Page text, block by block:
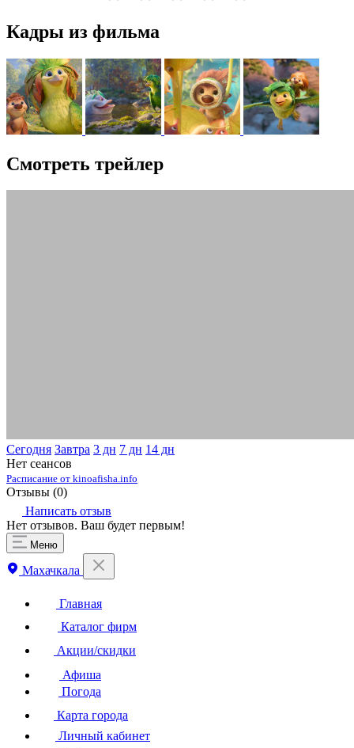
Кадры из фильма
Смотреть трейлер
Сегодня Завтра 3 дн 7 дн 14 дн
Нет сеансов
Расписание от kinoafisha.info
Отзывы (0)
Написать отзыв
Нет отзывов. Ваш будет первым!
Меню
Махачкала
Главная
Каталог фирм
Акции/скидки
Афиша
Погода
Карта города
Личный кабинет